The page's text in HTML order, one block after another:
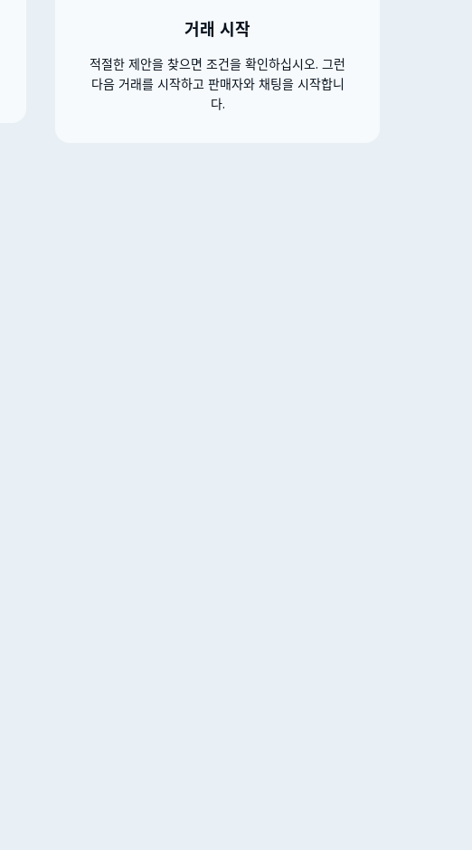
거래 시작
적절한 제안을 찾으면 조건을 확인하십시오. 그런
다음 거래를 시작하고 판매자와 채팅을 시작합니
다.